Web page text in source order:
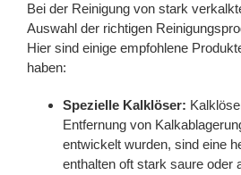
Bei der Reinigung von stark
Auswahl der richtigen
Hier sind einige empfohlene
haben:
Spezielle Kalklöser:
Entfernung von
entwickelt wurden, sind eine
enthalten oft stark saure oder